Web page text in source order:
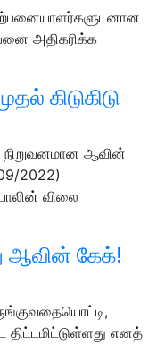
அதிகரிக்க
கிடுகிடு
நிறுவனமான ஆவின்
2022)
விலை
ஆவின் கேக்!
திட்டமிட்டுள்ளது எனத்